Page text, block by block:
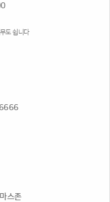
도 쉽니다
스존